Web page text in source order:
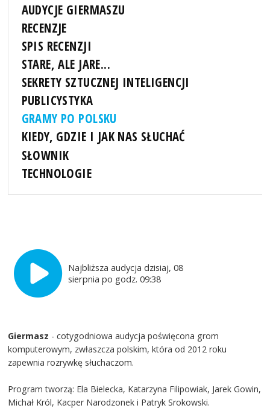
AUDYCJE GIERMASZU
RECENZJE
SPIS RECENZJI
STARE, ALE JARE...
SEKRETY SZTUCZNEJ INTELIGENCJI
PUBLICYSTYKA
GRAMY PO POLSKU
KIEDY, GDZIE I JAK NAS SŁUCHAĆ
SŁOWNIK
TECHNOLOGIE
Najbliższa audycja dzisiaj, 08
sierpnia po godz. 09:38
Giermasz - cotygodniowa audycja poświęcona grom
komputerowym, zwłaszcza polskim, która od 2012 roku
zapewnia rozrywkę słuchaczom.
Program tworzą: Ela Bielecka, Katarzyna Filipowiak, Jarek Gowin,
Michał Król, Kacper Narodzonek i Patryk Srokowski.